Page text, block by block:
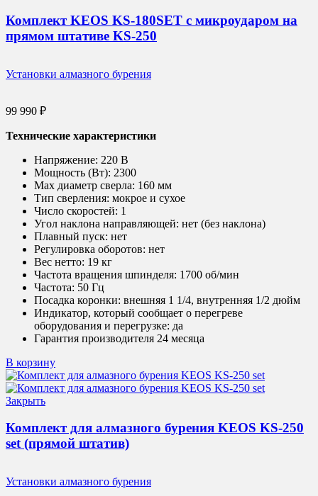
Комплект KEOS KS-180SET с микроударом на
прямом штативе KS-250
Установки алмазного бурения
99 990 ₽
Технические характеристики
Напряжение: 220 В
Мощность (Вт): 2300
Max диаметр сверла: 160 мм
Тип сверления: мокрое и сухое
Число скоростей: 1
Угол наклона направляющей: нет (без наклона)
Плавный пуск: нет
Регулировка оборотов: нет
Вес нетто: 19 кг
Частота вращения шпинделя: 1700 об/мин
Частота: 50 Гц
Посадка коронки: внешняя 1 1/4, внутренняя 1/2 дюйм
Индикатор, который сообщает о перегреве
оборудования и перегрузке: да
Гарантия производителя 24 месяца
В корзину
Закрыть
Комплект для алмазного бурения KEOS KS-250
set (прямой штатив)
Установки алмазного бурения